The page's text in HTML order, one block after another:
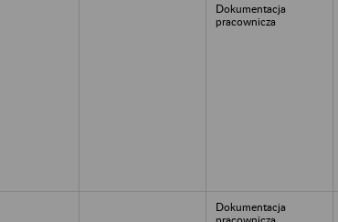
Dokumentacja
pracownicza
Dokumentacja